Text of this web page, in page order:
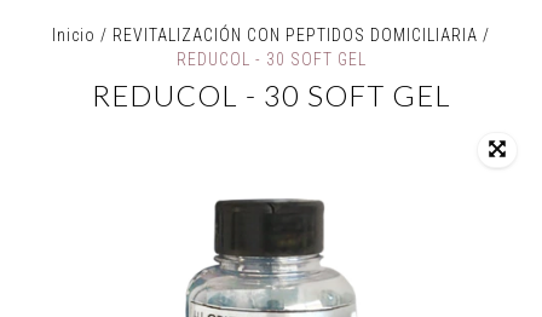
Inicio / REVITALIZACIÓN CON PEPTIDOS DOMICILIARIA /
REDUCOL - 30 SOFT GEL
REDUCOL - 30 SOFT GEL